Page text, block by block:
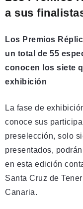
a sus
Los Premios
un total de 55
conocen los siete
exhibición
La fase de
conoce sus
preselección, solo
presentados,
en esta edición
Santa Cruz de
Canaria.